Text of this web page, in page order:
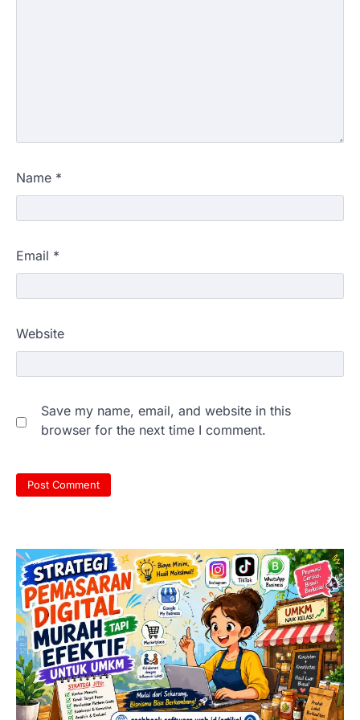
Name *
Email *
Website
Save my name, email, and website in this
browser for the next time I comment.